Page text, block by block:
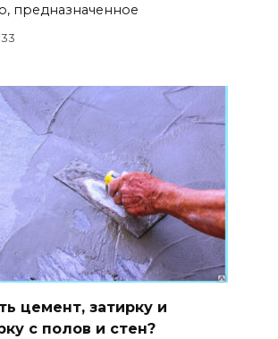
предназначенное
цемент, затирку и
с полов и стен?